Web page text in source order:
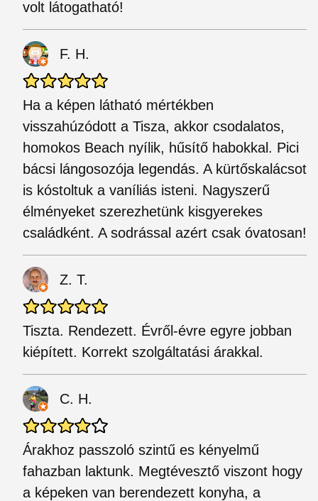
volt látogatható!
F. H.
Ha a képen látható mértékben
visszahúzódott a Tisza, akkor csodalatos,
homokos Beach nyílik, hűsítő habokkal. Pici
bácsi lángosozója legendás. A kürtőskalácsot
is kóstoltuk a vaníliás isteni. Nagyszerű
élményeket szerezhetünk kisgyerekes
családként. A sodrással azért csak óvatosan!
Z. T.
Tiszta. Rendezett. Évről-évre egyre jobban
kiépített. Korrekt szolgáltatási árakkal.
C. H.
Árakhoz passzoló szintű es kényelmű
fahazban laktunk. Megtévesztő viszont hogy
a képeken van berendezett konyha, a